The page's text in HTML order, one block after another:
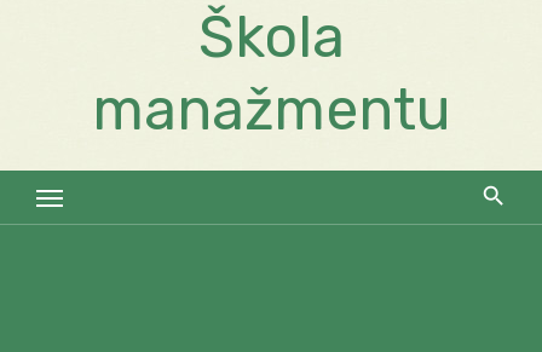
Škola
manažmentu